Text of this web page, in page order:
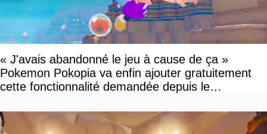
« J'avais abandonné le jeu à cause de ça »
Pokemon Pokopia va enfin ajouter gratuitement
cette fonctionnalité demandée depuis le